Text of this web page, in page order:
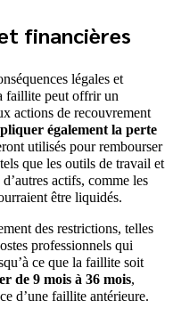
financières
légales et
faillite peut offrir un
actions de recouvrement
également la perte
utilisés pour rembourser
que les outils de travail et
actifs, comme les
être liquidés.
des restrictions, telles
professionnels qui
ce que la faillite soit
de 9 mois à 36 mois,
d’une faillite antérieure.